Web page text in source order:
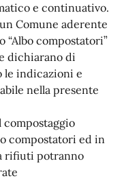
e continuativo.
Comune aderente
“Albo compostatori”
dichiarano di
le indicazioni e
nella presente
compostatori ed in
rifiuti potranno